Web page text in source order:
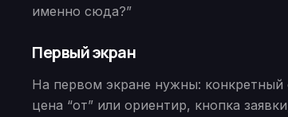
именно сюда?”
Первый экран
На первом экране нужны: конкретный
цена “от” или ориентир, кнопка